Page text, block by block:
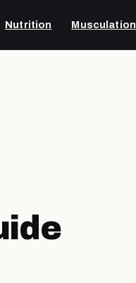
Nutrition Musculation